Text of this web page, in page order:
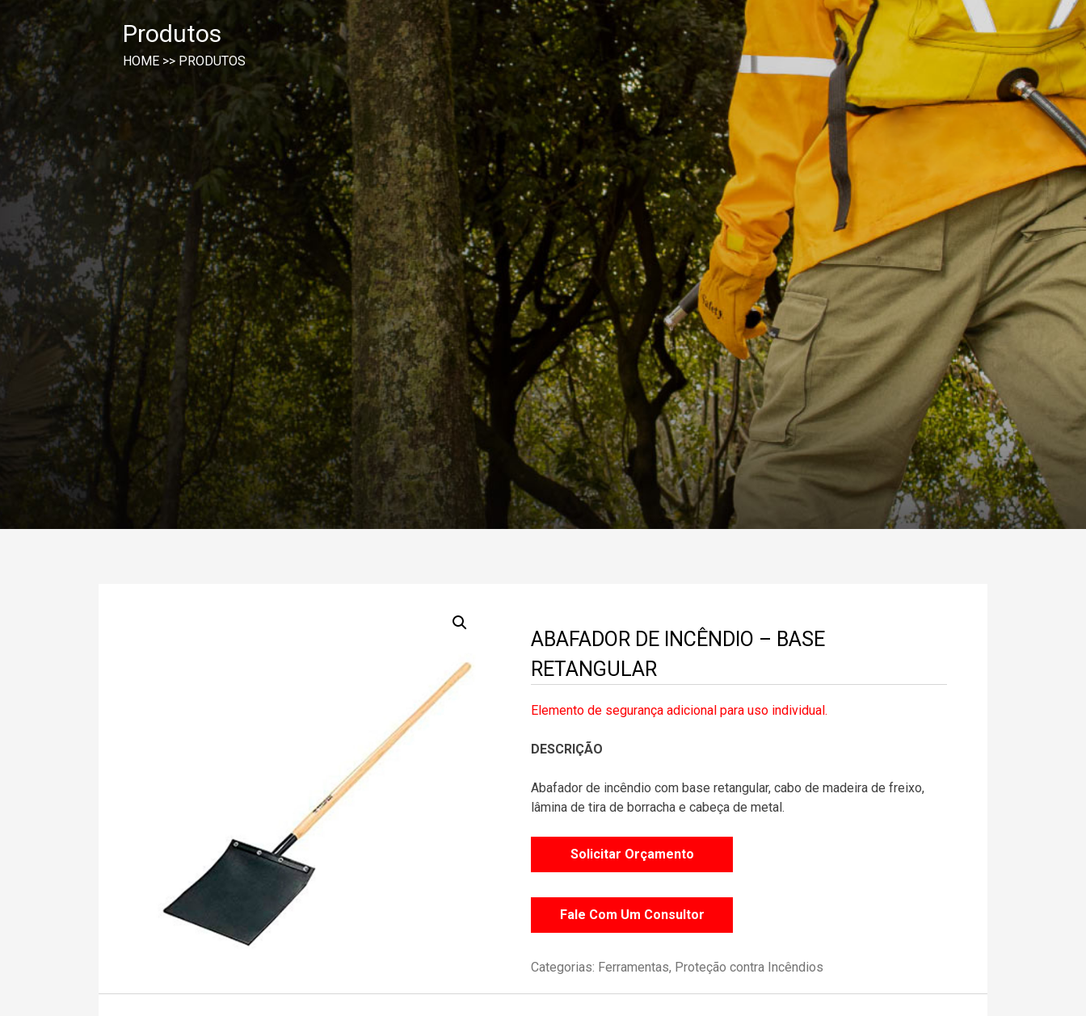
Produtos
HOME >> PRODUTOS
ABAFADOR DE INCÊNDIO – BASE
RETANGULAR
Elemento de segurança adicional para uso individual.
DESCRIÇÃO
Abafador de incêndio com base retangular, cabo de madeira de freixo,
lâmina de tira de borracha e cabeça de metal.
Solicitar Orçamento
Fale Com Um Consultor
Categorias: Ferramentas, Proteção contra Incêndios